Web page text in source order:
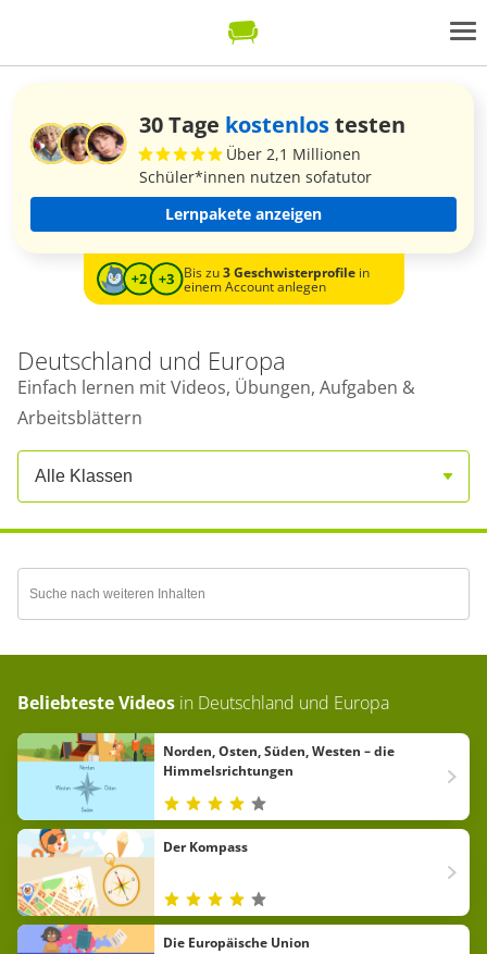
30 Tage kostenlostesten
Über 2,1 Millionen
Schüler*innen nutzen sofatutor
Lernpakete anzeigen
Bis zu3 Geschwisterprofilein
einem Account anlegen
Deutschland und Europa
Einfach lernen mit Videos, Übungen, Aufgaben &
Arbeitsblättern
Alle Klassen
Beliebteste Videos in Deutschland und Europa
Norden, Osten, Süden, Westen – die
Himmelsrichtungen
Der Kompass
Die Europäische Union